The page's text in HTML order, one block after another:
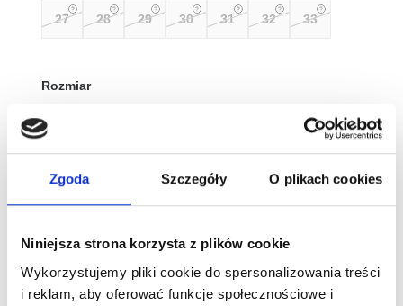
Zgoda Szczegóły O plikach cookies
Niniejsza strona korzysta z plików cookie
Wykorzystujemy pliki cookie do spersonalizowania treści
i reklam, aby oferować funkcje społecznościowe i
27 28 29 30 31 32 33
Rozmiar
Wyczyść
Tabela rozmiarów
ilość
Kapcie
do